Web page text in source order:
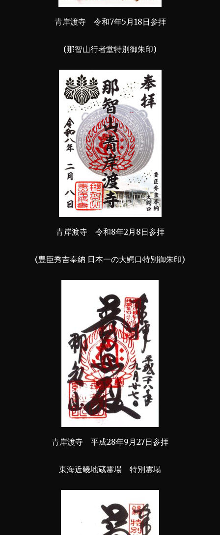
青岸渡寺 令和7年5月18日参拝
(那智山行者堂特別御朱印)
青岸渡寺 令和8年2月8日参拝
(豊臣秀吉奉納 日本一の大鰐口特別御朱印)
青岸渡寺 平成28年9月27日参拝
東海近畿地蔵霊場 特別霊場